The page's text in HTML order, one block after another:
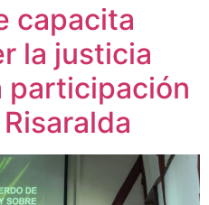
capacita
la justicia
participación